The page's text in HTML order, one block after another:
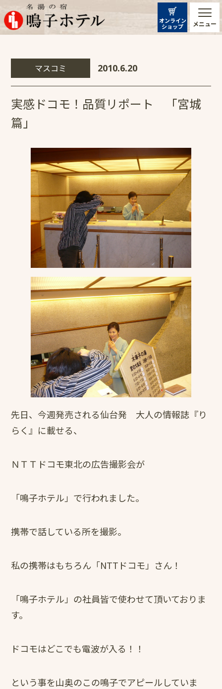
メニュー
オンライン
ショップ
マスコミ 2010.6.20
実感ドコモ！品質リポート 「宮城
篇」
先日、今週発売される仙台発 大人の情報誌『り
らく』に載せる、
ＮＴＴドコモ東北の広告撮影会が
「鳴子ホテル」で行われました。
携帯で話している所を撮影。
私の携帯はもちろん「NTTドコモ」さん！
「鳴子ホテル」の社員皆で使わせて頂いておりま
す。
ドコモはどこでも電波が入る！！
という事を山奥のこの鳴子でアピールしていま